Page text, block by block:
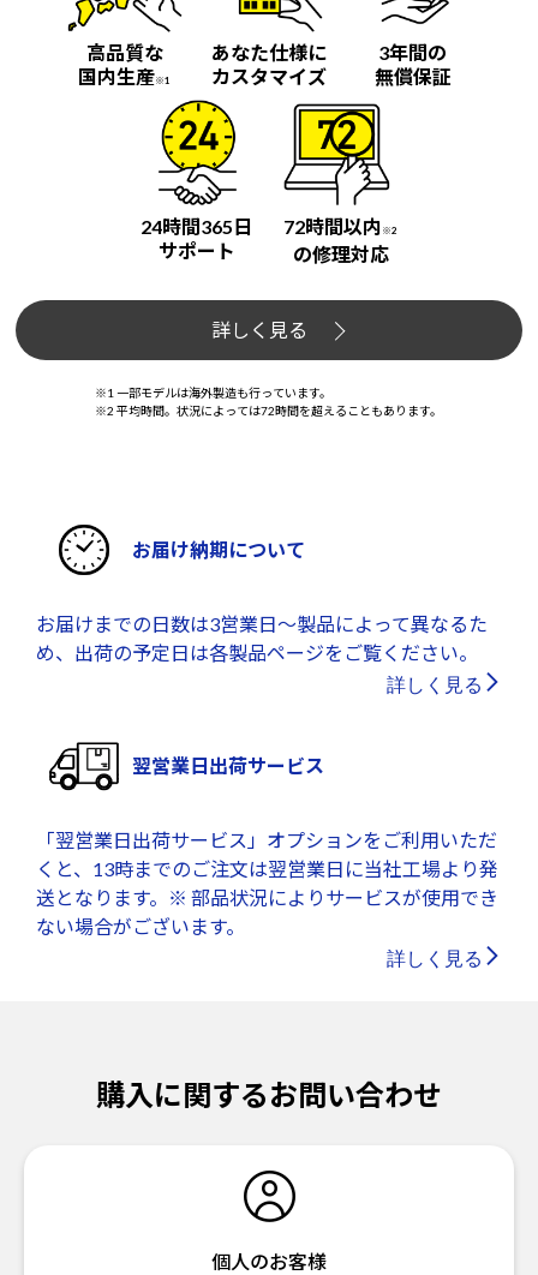
高品質な
国内生産※1
あなた仕様に
カスタマイズ
3年間の
無償保証
24時間365日
サポート
72時間以内 ※2
の修理対応
詳しく見る
※1 一部モデルは海外製造も行っています。
※2 平均時間。状況によっては72時間を超えることもあります。
お届け納期について
お届けまでの日数は3営業日～製品によって異なるた
め、出荷の予定日は各製品ページをご覧ください。
詳しく見る
翌営業日出荷サービス
「翌営業日出荷サービス」オプションをご利用いただ
くと、13時までのご注文は翌営業日に当社工場より発
送となります。※ 部品状況によりサービスが使用でき
ない場合がございます。
詳しく見る
購入に関するお問い合わせ
個人のお客様